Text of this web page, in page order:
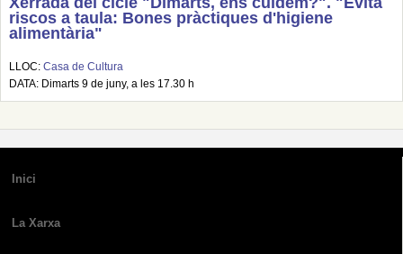
riscos a taula: Bones pràctiques d'higiene
alimentària"
LLOC: Casa de Cultura
DATA: Dimarts 9 de juny, a les 17.30 h
Inici
La Xarxa